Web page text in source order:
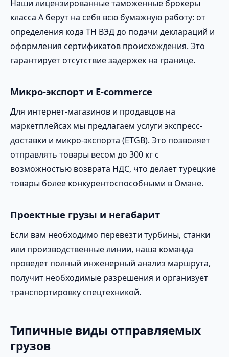
Наши лицензированные таможенные брокеры
класса А берут на себя всю бумажную работу: от
определения кода ТН ВЭД до подачи деклараций и
оформления сертификатов происхождения. Это
гарантирует отсутствие задержек на границе.
Микро-экспорт и E-commerce
Для интернет-магазинов и продавцов на
маркетплейсах мы предлагаем услуги экспресс-
доставки и микро-экспорта (ETGB). Это позволяет
отправлять товары весом до 300 кг с
возможностью возврата НДС, что делает турецкие
товары более конкурентоспособными в Омане.
Проектные грузы и негабарит
Если вам необходимо перевезти турбины, станки
или производственные линии, наша команда
проведет полный инженерный анализ маршрута,
получит необходимые разрешения и организует
транспортировку спецтехникой.
Типичные виды отправляемых
грузов